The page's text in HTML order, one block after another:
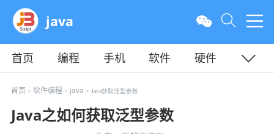
java
首页 编程 手机 软件
硬件
教程
平面 服务器
首页 > 软件编程 > java> Java获取泛型参数
Java之如何获取泛型参数